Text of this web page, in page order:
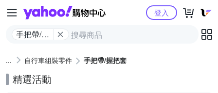
Yahoo購物中心
手把帶/握
登入
自行車組裝零件 手把帶/握把套
精選活動